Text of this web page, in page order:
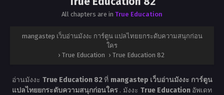
All chapters are in True Education
mangastep เว็บอ่านมังงะ การ์ตูน แปลไทยยกระดับความสนุกก่อน
ใคร
› True Education › True Education 82
อ่านมังงะ True Education 82ที่ mangastep เว็บอ่านมังงะ การ์ตูน
แปลไทยยกระดับความสนุกก่อนใคร . มังงะ True Education อัพเดท